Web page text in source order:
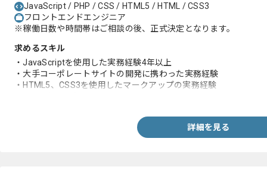
JavaScript / PHP / CSS / HTML5 / HTML / CSS3
フロントエンドエンジニア
※稼働日数や時間帯はご相談の後、正式決定となります。
求めるスキル
・JavaScriptを使用した実務経験4年以上
・大手コーポレートサイトの開発に携わった実務経験
・HTML5、CSS3を使用したマークアップの実務経験
詳細を見る